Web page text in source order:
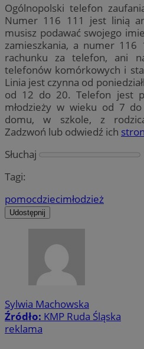
Ogólnopolski telefon
Numer 116 111 jest linią
musisz podawać swojego
zamieszkania, a numer
rachunku za telefon, ani
telefonów komórkowych i
Linia jest czynna od
od 12 do 20. Telefon jest
młodzieży w wieku od 7
domu, w szkole, z
Zadzwoń lub odwiedź ich
Słuchaj
Tagi:
pomocdziecimłodzież
Udostępnij
Sylwia Machowska
Źródło: KMP Ruda Śląska
reklama